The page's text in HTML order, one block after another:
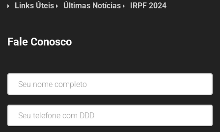
Links Úteis Últimas Notícias IRPF 2024
Fale Conosco